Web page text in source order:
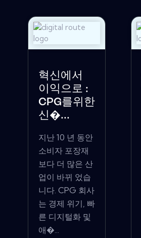
혁신에서
이익으로 :
CPG를위한
신�...
지난 10 년 동안
소비자 포장재
보다 더 많은 산
업이 바뀌 었습
니다. CPG 회사
는 경제 위기, 빠
른 디지털화 및
애�...